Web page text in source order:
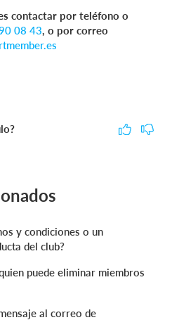
contactar por teléfono o
08 43, o por correo
y condiciones o un
del club?
puede eliminar miembros
al correo de